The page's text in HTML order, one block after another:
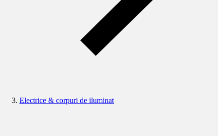
Electrice & corpuri de iluminat